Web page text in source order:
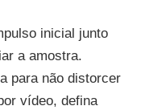
inicial junto
a amostra.
para não distorcer
vídeo, defina